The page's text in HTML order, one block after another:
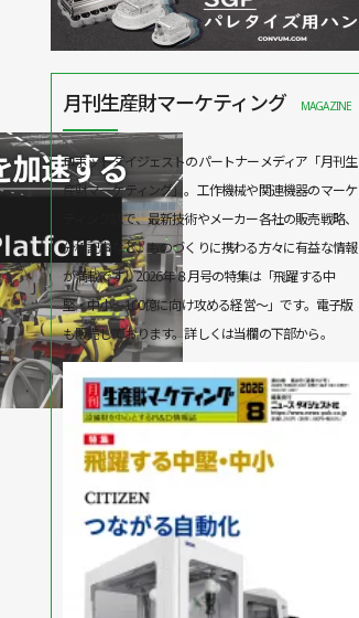
月刊生産財マーケティング MAGAZINE
ロボットダイジェストのパートナーメディア「月刊生
産財マーケティング」。工作機械や関連機器のマーケ
ティング誌で、最新技術やメーカー各社の販売戦略、
分析記事など、ものづくりに携わる方々に有益な情報
が満載です。2026年８月号の特集は「飛躍する中
堅・中小～100億に向け攻める経営～」です。電子版
も販売しております。詳しくは当欄の下部から。